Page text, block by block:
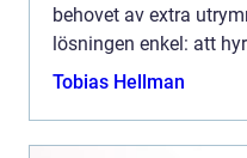
behovet av extra
lösningen enkel: att
det flera möjligh...
Tobias Hellman